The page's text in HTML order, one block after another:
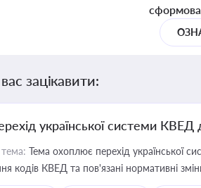
зацікавити:
української системи КВЕД
Тема охоплює перехід української
кодів КВЕД та пов'язані нормативні